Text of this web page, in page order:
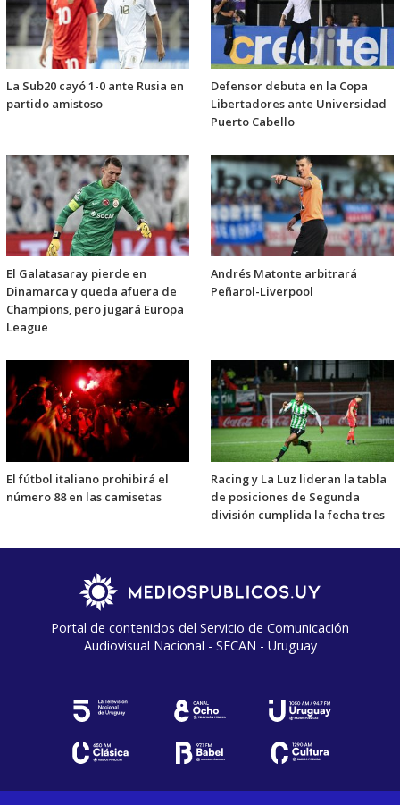
La Sub20 cayó 1-0 ante Rusia en
partido amistoso
Defensor debuta en la Copa
Libertadores ante Universidad
Puerto Cabello
El Galatasaray pierde en
Dinamarca y queda afuera de
Champions, pero jugará Europa
League
Andrés Matonte arbitrará
Peñarol-Liverpool
El fútbol italiano prohibirá el
número 88 en las camisetas
Racing y La Luz lideran la tabla
de posiciones de Segunda
división cumplida la fecha tres
Portal de contenidos del Servicio de Comunicación
Audiovisual Nacional - SECAN - Uruguay